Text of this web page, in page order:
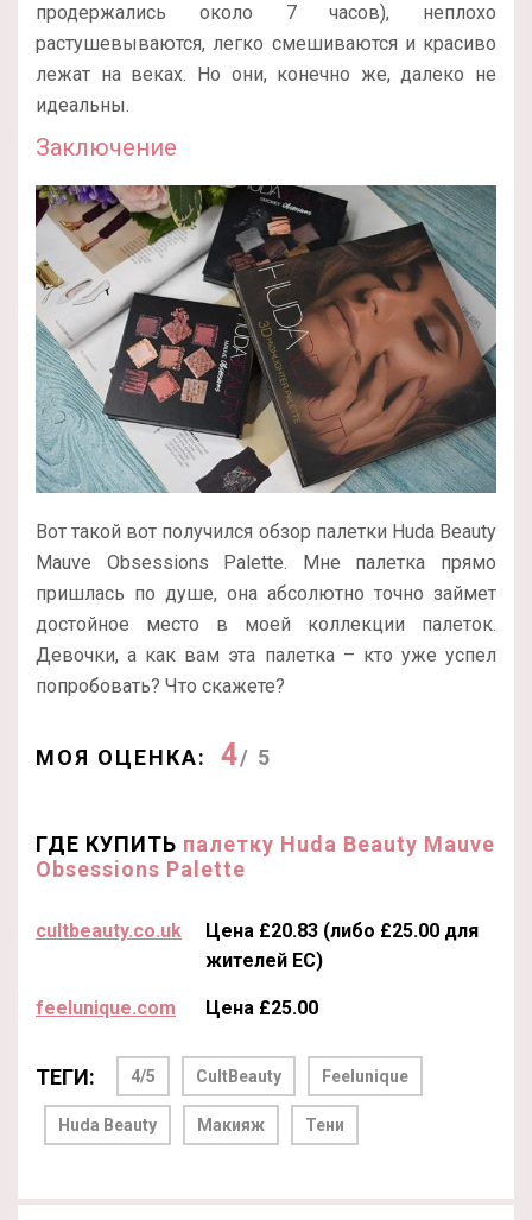
продержались около 7 часов), неплохо
растушевываются, легко смешиваются и красиво
лежат на веках. Но они, конечно же, далеко не
идеальны.
Заключение
Вот такой вот получился обзор палетки Huda Beauty
Mauve Obsessions Palette. Мне палетка прямо
пришлась по душе, она абсолютно точно займет
достойное место в моей коллекции палеток.
Девочки, а как вам эта палетка – кто уже успел
попробовать? Что скажете?
МОЯ ОЦЕНКА: 4/ 5
ГДЕ КУПИТЬ палетку Huda Beauty Mauve
Obsessions Palette
cultbeauty.co.uk
Цена £20.83 (либо £25.00 для
жителей ЕС)
feelunique.com Цена £25.00
ТЕГИ: 4/5 CultBeauty Feelunique
Huda Beauty Макияж Тени